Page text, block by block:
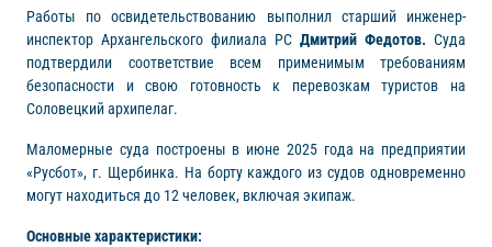
Работы по освидетельствованию выполнил старший инженер-
инспектор Архангельского филиала РС Дмитрий Федотов. Суда
подтвердили соответствие всем применимым требованиям
безопасности и свою готовность к перевозкам туристов на
Соловецкий архипелаг.
Маломерные суда построены в июне 2025 года на предприятии
«Русбот», г. Щербинка. На борту каждого из судов одновременно
могут находиться до 12 человек, включая экипаж.
Основные характеристики: